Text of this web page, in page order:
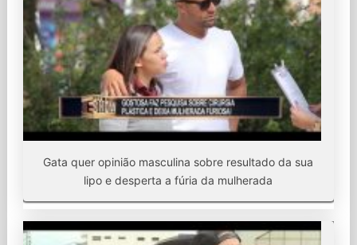
Gata quer opinião masculina sobre resultado da sua
lipo e desperta a fúria da mulherada